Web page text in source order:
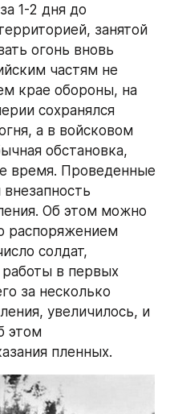
1-2 дня до
занятой
огонь вновь
частям не
крае обороны, на
сохранялся
а в войсковом
обстановка,
время. Проведенные
Об этом можно
распоряжением
солдат,
в первых
за несколько
увеличилось, и
этом
пленных.